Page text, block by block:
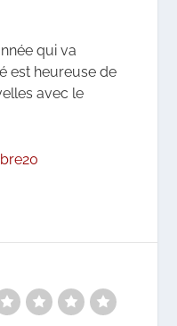
qui va
est heureuse de
avec le